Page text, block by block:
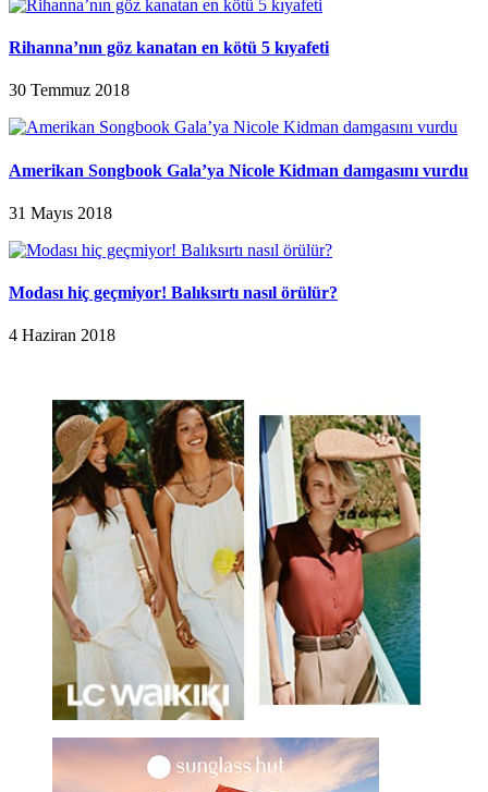
Rihanna’nın göz kanatan en kötü 5 kıyafeti
30 Temmuz 2018
Amerikan Songbook Gala’ya Nicole Kidman damgasını vurdu
31 Mayıs 2018
Modası hiç geçmiyor! Balıksırtı nasıl örülür?
4 Haziran 2018